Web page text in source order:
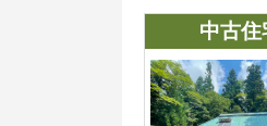
中古住